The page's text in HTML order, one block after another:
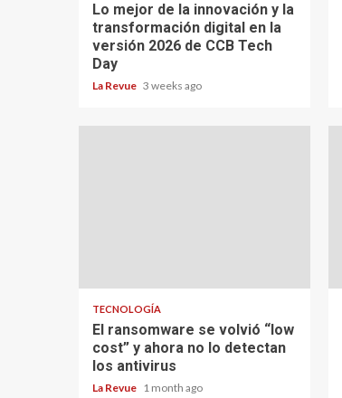
Lo mejor de la innovación y la
transformación digital en la
versión 2026 de CCB Tech
Day
La Revue 3 weeks ago
TECNOLOGÍA
El ransomware se volvió “low
cost” y ahora no lo detectan
los antivirus
La Revue 1 month ago